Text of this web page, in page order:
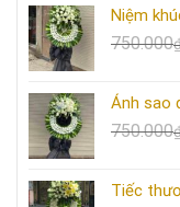
Niệm
750.000
Ánh sao
750.000
Tiếc